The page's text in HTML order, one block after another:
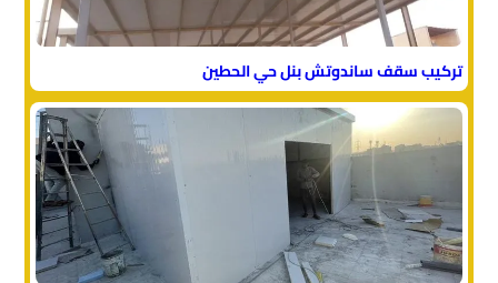
تركيب سقف ساندوتش بنل حي الحطين